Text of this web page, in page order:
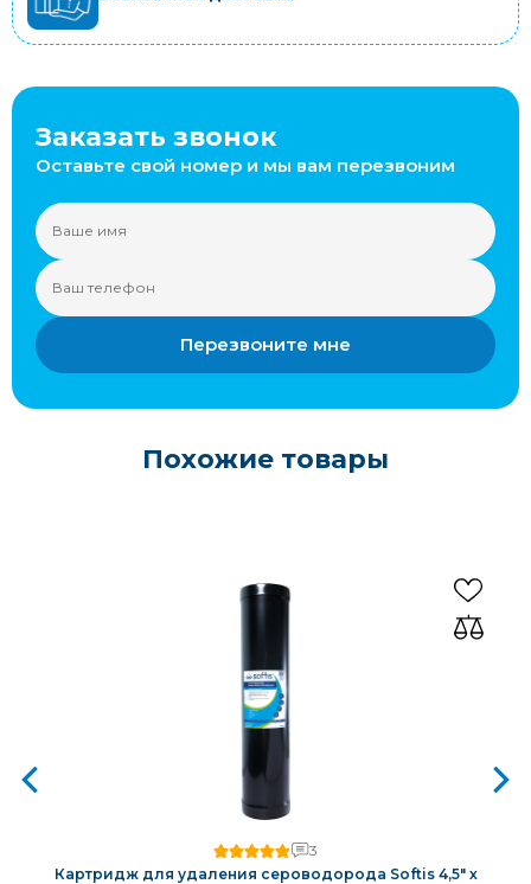
Заказать звонок
Оставьте свой номер и мы вам перезвоним
Перезвоните мне
Похожие товары
3
Картридж для удаления сероводорода Softis 4,5" х